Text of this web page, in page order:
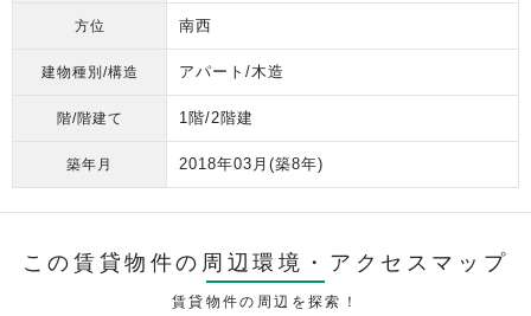
方位 南西
建物種別/構造 アパート/木造
階/階建て 1階/2階建
築年月 2018年03月 (築8年)
この賃貸物件の周辺環境・ アクセスマップ
賃貸物件の周辺を探索！